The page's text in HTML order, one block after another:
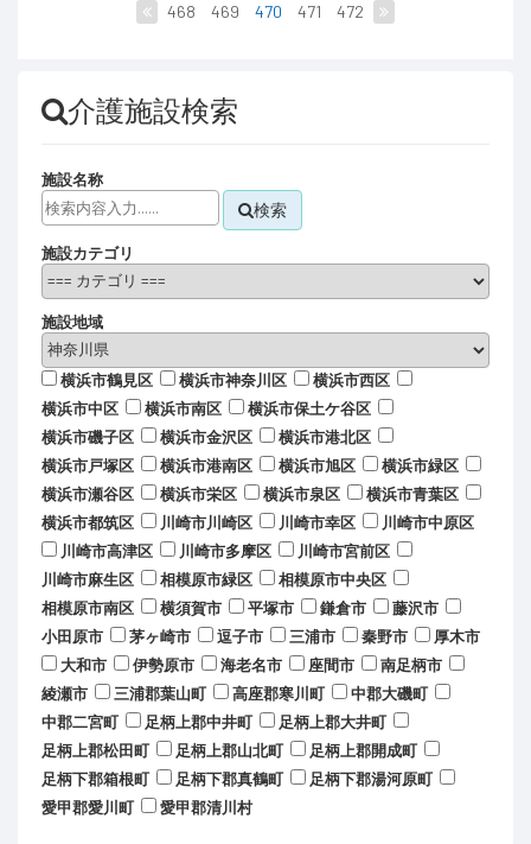
468 469 470 471 472
介護施設検索
施設名称
検索
施設カテゴリ
施設地域
横浜市鶴見区 横浜市神奈川区
横浜市西区
横浜市中区
横浜市南区
横浜市保土ケ谷区
横浜市磯子区
横浜市金沢区
横浜市港北区
横浜市戸塚区
横浜市港南区 横浜市旭区
横浜市緑区
横浜市瀬谷区
横浜市栄区 横浜市泉区
横浜市青葉区
横浜市都筑区
川崎市川崎区 川崎市幸区
川崎市中原区
川崎市高津区
川崎市多摩区
川崎市宮前区
川崎市麻生区
相模原市緑区
相模原市中央区
相模原市南区
横須賀市 平塚市 鎌倉市
藤沢市
小田原市
茅ヶ崎市 逗子市 三浦市 秦野市
厚木市
大和市
伊勢原市 海老名市 座間市
南足柄市
綾瀬市
三浦郡葉山町 高座郡寒川町
中郡大磯町
中郡二宮町
足柄上郡中井町
足柄上郡大井町
足柄上郡松田町
足柄上郡山北町
足柄上郡開成町
足柄下郡箱根町
足柄下郡真鶴町
足柄下郡湯河原町
愛甲郡愛川町
愛甲郡清川村